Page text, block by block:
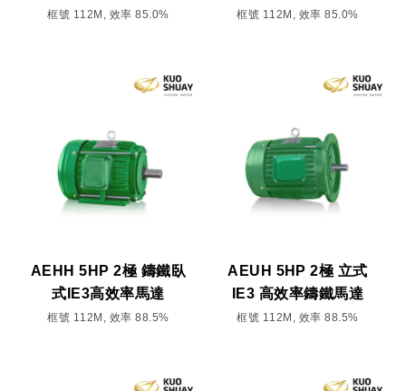
框號 112M, 效率 85.0% 框號 112M, 效率 85.0%
AEHH 5HP 2極 鑄鐵臥
式IE3高效率馬達
框號 112M, 效率 88.5%
AEUH 5HP 2極 立式
IE3 高效率鑄鐵馬達
框號 112M, 效率 88.5%